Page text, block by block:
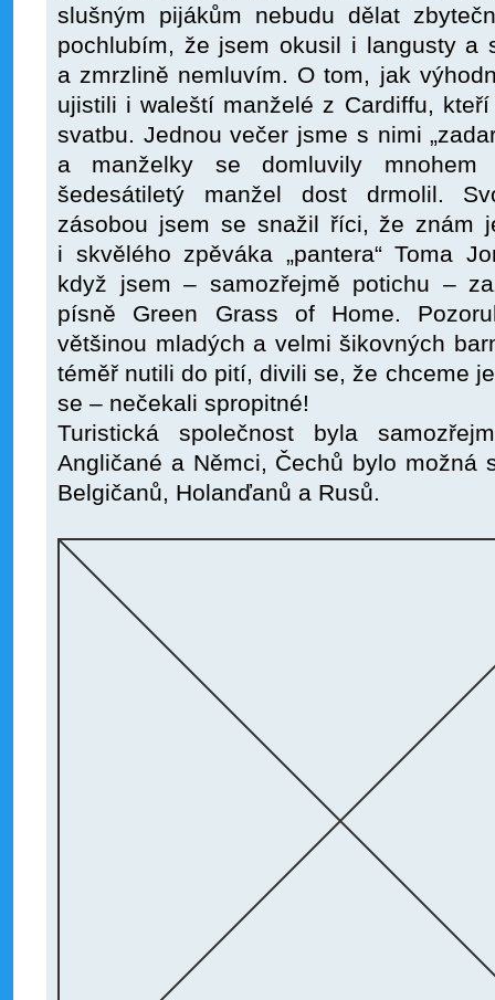
slušným pijákům nebudu dělat
pochlubím, že jsem okusil i langusty a
a zmrzlině nemluvím. O tom, jak
ujistili i waleští manželé z Cardiffu,
svatbu. Jednou večer jsme s nimi
a manželky se domluvily
šedesátiletý manžel dost drmolil.
zásobou jsem se snažil říci, že znám
i skvělého zpěváka „pantera“ Toma
když jsem – samozřejmě potichu –
písně Green Grass of Home.
většinou mladých a velmi šikovných
téměř nutili do pití, divili se, že chceme
se – nečekali spropitné!
Turistická společnost byla
Angličané a Němci, Čechů bylo možná
Belgičanů, Holanďanů a Rusů.